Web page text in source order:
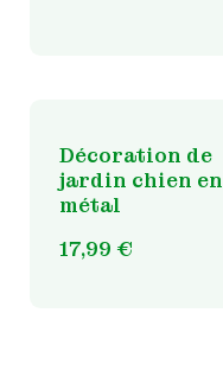
Décoration de
jardin chien en
métal
17,99 €